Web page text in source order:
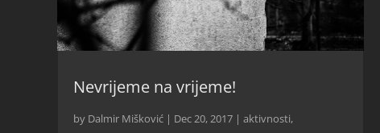
Nevrijeme na vrijeme!
by Dalmir Mišković | Dec 20, 2017 | aktivnosti,